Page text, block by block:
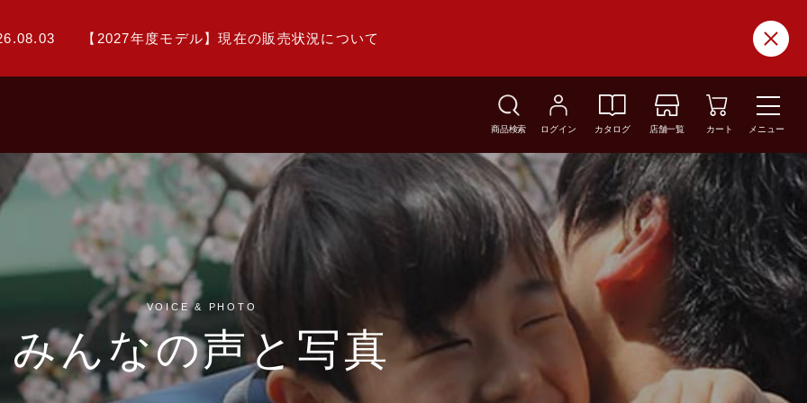
【2027年度モデル】現在の販売状況について
商品検索 ログイン カタログ 店舗一覧 カート メニュー
VOICE & PHOTO
みんなの声と写真